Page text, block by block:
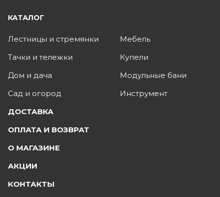
КАТАЛОГ
Лестницы и стремянки
Тачки и тележки
Дом и дача
Сад и огород
Мебель
Купели
Модульные бани
Инструмент
ДОСТАВКА
ОПЛАТА И ВОЗВРАТ
О МАГАЗИНЕ
АКЦИИ
КОНТАКТЫ